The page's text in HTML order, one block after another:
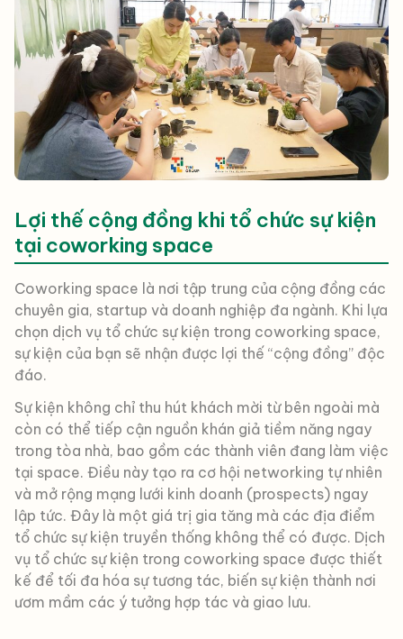
Lợi thế cộng đồng khi tổ chức sự kiện
tại coworking space
Coworking space là nơi tập trung của cộng đồng các
chuyên gia, startup và doanh nghiệp đa ngành. Khi lựa
chọn dịch vụ tổ chức sự kiện trong coworking space,
sự kiện của bạn sẽ nhận được lợi thế “cộng đồng” độc
đáo.
Sự kiện không chỉ thu hút khách mời từ bên ngoài mà
còn có thể tiếp cận nguồn khán giả tiềm năng ngay
trong tòa nhà, bao gồm các thành viên đang làm việc
tại space. Điều này tạo ra cơ hội networking tự nhiên
và mở rộng mạng lưới kinh doanh (prospects) ngay
lập tức. Đây là một giá trị gia tăng mà các địa điểm
tổ chức sự kiện truyền thống không thể có được. Dịch
vụ tổ chức sự kiện trong coworking space được thiết
kế để tối đa hóa sự tương tác, biến sự kiện thành nơi
ươm mầm các ý tưởng hợp tác và giao lưu.